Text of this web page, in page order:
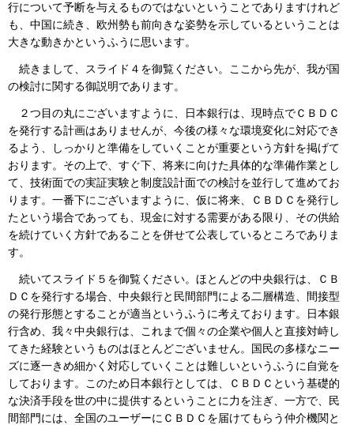
行について予断を与えるものではないということでありますけれど
も、中国に続き、欧州勢も前向きな姿勢を示しているということは
大きな動きかというふうに思います。
続きまして、スライド４を御覧ください。ここから先が、我が国
の検討に関する御説明であります。
２つ目の丸にございますように、日本銀行は、現時点でＣＢＤＣ
を発行する計画はありませんが、今後の様々な環境変化に対応でき
るよう、しっかりと準備をしていくことが重要という方針を掲げて
おります。その上で、すぐ下、将来に向けた具体的な準備作業とし
て、技術面での実証実験と制度設計面での検討を並行して進めてお
ります。一番下にございますように、仮に将来、ＣＢＤＣを発行し
たという場合であっても、現金に対する需要がある限り、その供給
を続けていく方針であることを併せて公表しているところでありま
す。
続いてスライド５を御覧ください。ほとんどの中央銀行は、ＣＢ
ＤＣを発行する場合、中央銀行と民間部門による二層構造、間接型
の発行形態とすることが適当というふうに考えております。日本銀
行含め、我々中央銀行は、これまで個々の企業や個人と直接対峙し
てきた経験というものはほとんどございません。国民の多様なニー
ズに逐一きめ細かく対応していくことは難しいというふうに自覚を
しております。このため日本銀行としては、ＣＢＤＣという基礎的
な決済手段を世の中に提供するということに力を注ぎ、一方で、民
間部門には、全国のユーザーにＣＢＤＣを届けてもらう仲介機関と